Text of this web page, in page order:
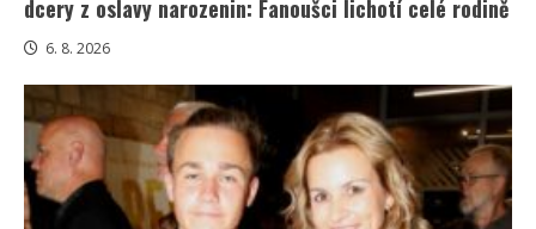
dcery z oslavy narozenin: Fanoušci lichotí celé rodině
6. 8. 2026